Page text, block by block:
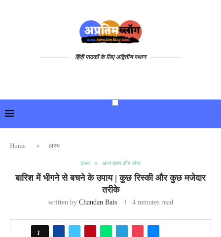
हिंदी पाठकों के लिए अद्वितीय स्थान
Home » हास्य
हास्य अन्य हास्य और व्यंग्य
बारिश में भीगने से बचने के उपाय | कुछ रिस्की और कुछ मजेदार
तरीके
written by Chandan Bais 4 minutes read
1